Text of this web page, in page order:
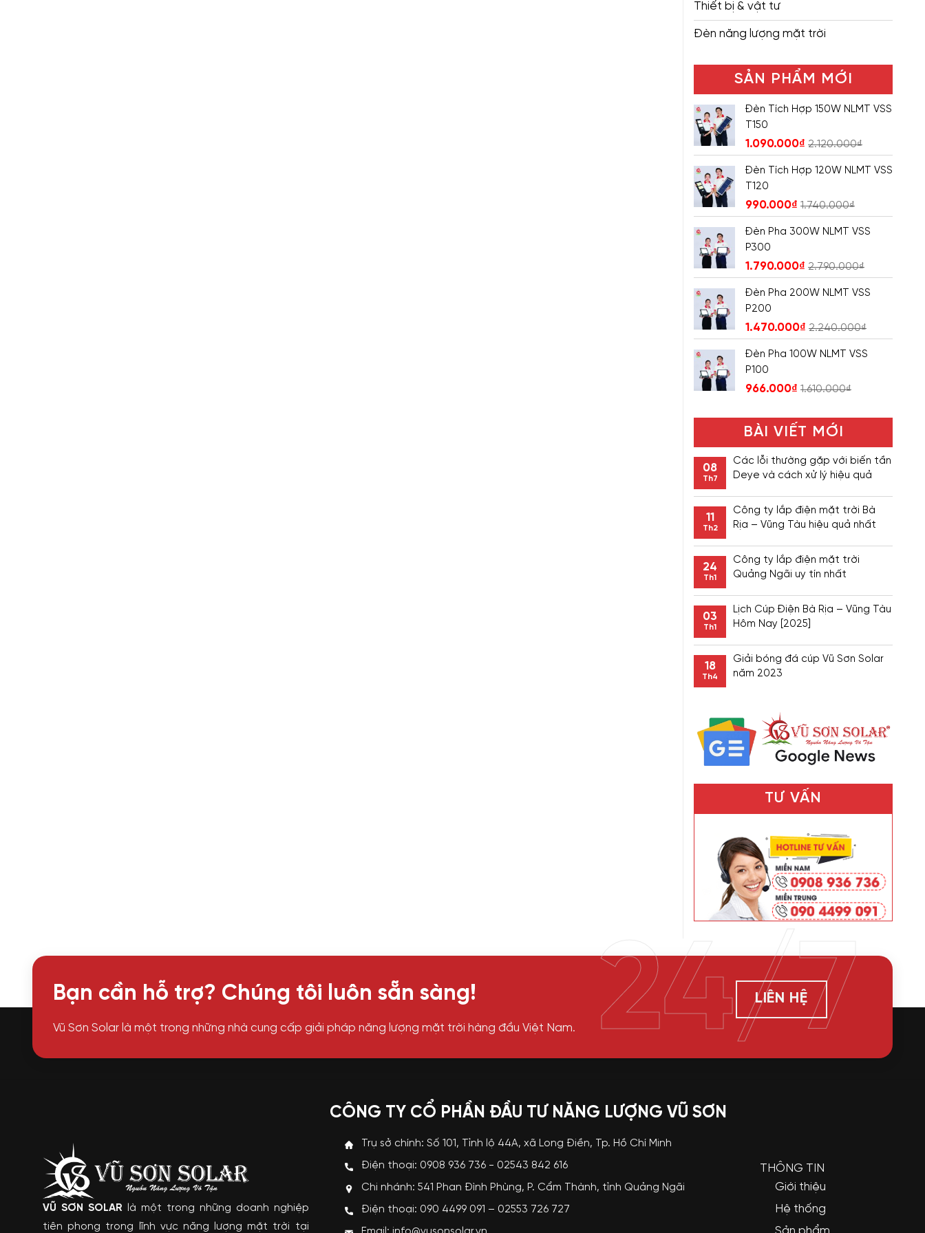
Thiết bị & vật tư
Đèn năng lượng mặt trời
SẢN PHẨM MỚI
Đèn Tích Hợp 150W NLMT VSS
T150
1.090.000₫ 2.120.000₫
Đèn Tích Hợp 120W NLMT VSS
T120
990.000₫ 1.740.000₫
Đèn Pha 300W NLMT VSS
P300
1.790.000₫ 2.790.000₫
Đèn Pha 200W NLMT VSS
P200
1.470.000₫ 2.240.000₫
Đèn Pha 100W NLMT VSS
P100
966.000₫ 1.610.000₫
BÀI VIẾT MỚI
08
Th7
Các lỗi thường gặp với biến tần
Deye và cách xử lý hiệu quả
11
Th2
Công ty lắp điện mặt trời Bà
Rịa – Vũng Tàu hiệu quả nhất
24
Th1
Công ty lắp điện mặt trời
Quảng Ngãi uy tín nhất
03
Th1
Lịch Cúp Điện Bà Rịa – Vũng Tàu
Hôm Nay [2025]
18
Th4
Giải bóng đá cúp Vũ Sơn Solar
năm 2023
TƯ VẤN
Bạn cần hỗ trợ? Chúng tôi luôn sẵn sàng!
Vũ Sơn Solar là một trong những nhà cung cấp giải pháp năng lượng mặt trời hàng đầu Việt Nam.
LIÊN HỆ
24/7
VŨ SƠN SOLAR là một trong những doanh nghiệp
tiên phong trong lĩnh vực năng lượng mặt trời tại
CÔNG TY CỔ PHẦN ĐẦU TƯ NĂNG LƯỢNG VŨ SƠN
Trụ sở chính: Số 101, Tỉnh lộ 44A, xã Long Điền, Tp. Hồ Chí Minh
Điện thoại: 0908 936 736 - 02543 842 616
Chi nhánh: 541 Phan Đình Phùng, P. Cẩm Thành, tỉnh Quảng Ngãi
Điện thoại: 090 4499 091 – 02553 726 727
THÔNG TIN
Giới thiệu
Hệ thống